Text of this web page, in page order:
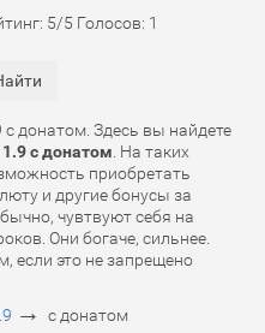
5/5 Голосов: 1
донатом. Здесь вы найдете
с донатом . На таких
приобретать
и другие бонусы за
чувтвуют себя на
Они богаче, сильнее.
если это не запрещено
→ с донатом